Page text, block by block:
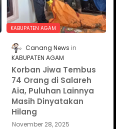
KABUPATEN AGAM
Canang News
KABUPATEN AGAM
Korban Jiwa Tembus
74 Orang di Salareh
Aia, Puluhan Lainnya
Masih Dinyatakan
Hilang
November 28, 2025